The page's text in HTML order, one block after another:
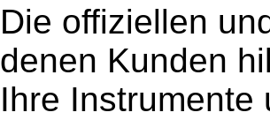
Die offiziellen
denen Kunden
Ihre Instrumente